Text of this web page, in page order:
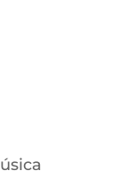
úsica